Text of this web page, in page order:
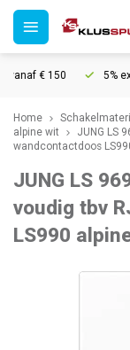
€ 150 5%
Home
alpine wit
JUNG LS
wandcontactdoos
JUNG LS
voudig tbv
LS990